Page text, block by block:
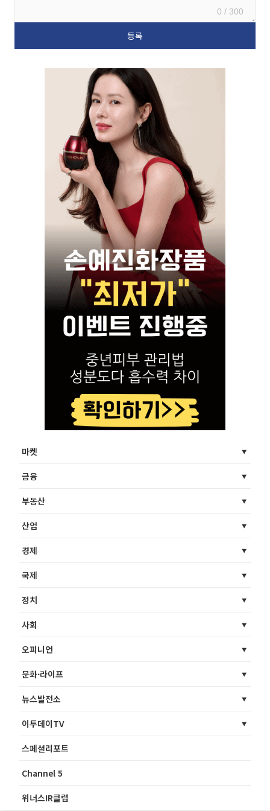
0 / 300
마켓
금융
부동산
산업
경제
국제
정치
사회
오피니언
문화·라이프
뉴스발전소
이투데이TV
스페셜리포트
Channel 5
위너스IR클럽